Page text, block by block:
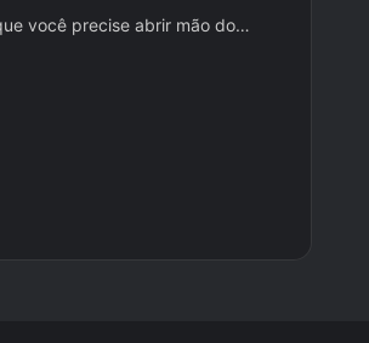
você precise abrir mão do…